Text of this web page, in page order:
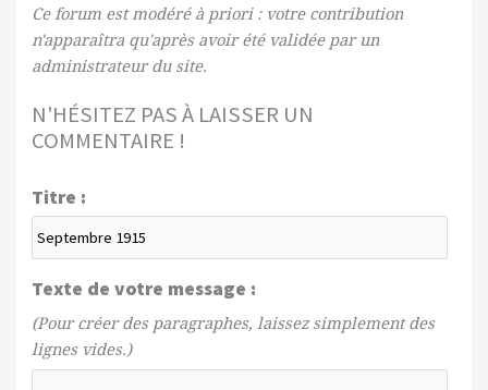
Ce forum est modéré à priori : votre contribution
n'apparaîtra qu'après avoir été validée par un
administrateur du site.
N'HÉSITEZ PAS À LAISSER UN
COMMENTAIRE !
Titre :
Texte de votre message :
(Pour créer des paragraphes, laissez simplement des
lignes vides.)